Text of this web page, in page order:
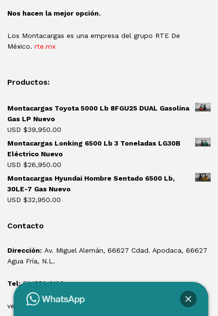
Nos hacen la mejor opción.
Los Montacargas es una empresa del grupo RTE De
México. rte.mx
Productos:
Montacargas Toyota 5000 Lb 8FGU25 DUAL Gasolina
Gas LP Nuevo
USD $39,950.00
Montacargas Lonking 6500 Lb 3 Toneladas LG30B
Eléctrico Nuevo
USD $26,950.00
Montacargas Hyundai Hombre Sentado 6500 Lb,
30LE-7 Gas Nuevo
USD $32,950.00
Contacto
Dirección: Av. Miguel Alemán, 66627 Cdad. Apodaca, 66627
Agua Fría, N.L.
Tel:81 1550 3100
ventas@losmontacargas.mx